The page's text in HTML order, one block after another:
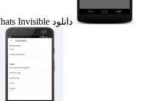
دانلود Whats Invisible